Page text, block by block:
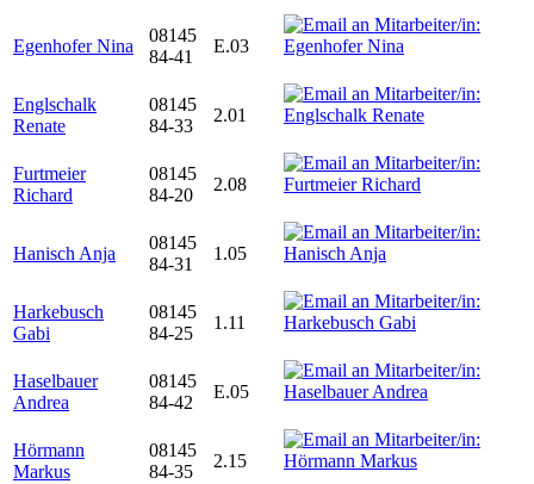
Egenhofer Nina
08145
84-41
E.03
Englschalk
Renate
08145
84-33
2.01
Furtmeier
Richard
08145
84-20
2.08
Hanisch Anja
08145
84-31
1.05
Harkebusch
Gabi
08145
84-25
1.11
Haselbauer
Andrea
08145
84-42
E.05
Hörmann
Markus
08145
84-35
2.15